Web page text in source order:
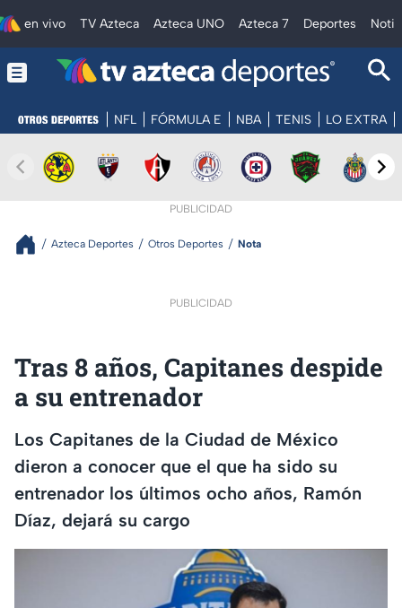
en vivo TV Azteca Azteca UNO Azteca 7 Deportes
NFL FÓRMULA E NBA TENIS LO EXTRA
PUBLICIDAD
Azteca Deportes Otros Deportes Nota
PUBLICIDAD
Tras 8 años, Capitanes despide
a su entrenador
Los Capitanes de la Ciudad de México
dieron a conocer que el que ha sido su
entrenador los últimos ocho años, Ramón
Díaz, dejará su cargo